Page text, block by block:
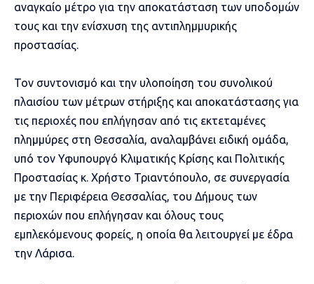
αναγκαίο μέτρο για την αποκατάσταση των υποδομών
τους και την ενίσχυση της αντιπλημμυρικής
προστασίας.
Τον συντονισμό και την υλοποίηση του συνολικού
πλαισίου των μέτρων στήριξης και αποκατάστασης για
τις περιοχές που επλήγησαν από τις εκτεταμένες
πλημμύρες στη Θεσσαλία, αναλαμβάνει ειδική ομάδα,
υπό τον Υφυπουργό Κλιματικής Κρίσης και Πολιτικής
Προστασίας κ. Χρήστο Τριαντόπουλο, σε συνεργασία
με την Περιφέρεια Θεσσαλίας, του Δήμους των
περιοχών που επλήγησαν και όλους τους
εμπλεκόμενους φορείς, η οποία θα λειτουργεί με έδρα
την Λάρισα.